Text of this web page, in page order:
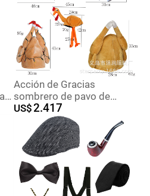
Acción de Gracias
sombrero de pavo de
Acción de Gracias en
movimiento cubierta de la
cabeza de Turquía
decoración de Acción de
Gracias sombrero de fiesta
US$2.417